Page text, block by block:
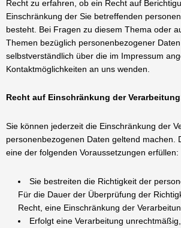
Recht zu erfahren, ob ein Recht auf
Einschränkung der Sie betreffenden
besteht. Bei Fragen zu diesem Thema oder
Themen bezüglich personenbezogener
selbstverständlich über die im Impressum
Kontaktmöglichkeiten an uns wenden.
Recht auf Einschränkung der
Sie können jederzeit die Einschränkung der
personenbezogenen Daten geltend machen.
eine der folgenden Voraussetzungen erfüllen:
Sie bestreiten die Richtigkeit der
Für die Dauer der Überprüfung der
Recht, eine Einschränkung der
Erfolgt eine Verarbeitung